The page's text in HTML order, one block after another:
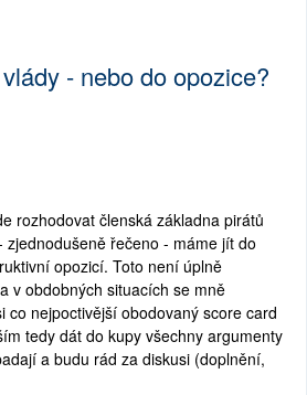
- nebo do opozice?
rozhodovat členská základna pirátů
zjednodušeně řečeno - máme jít do
opozicí. Toto není úplně
v obdobných situacích se mně
co nejpoctivější obodovaný score card
tedy dát do kupy všechny argumenty
a budu rád za diskusi (doplnění,